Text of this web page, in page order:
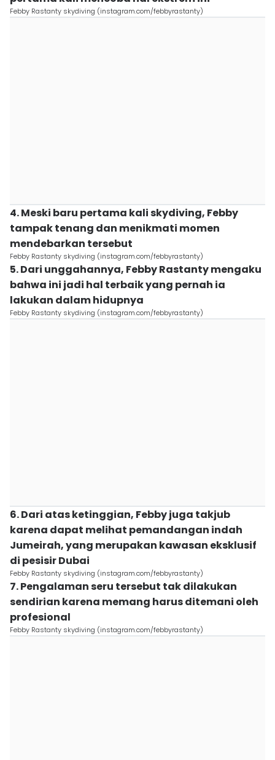
Febby Rastanty skydiving (instagram.com/febbyrastanty)
4. Meski baru pertama kali skydiving, Febby
tampak tenang dan menikmati momen
mendebarkan tersebut
Febby Rastanty skydiving (instagram.com/febbyrastanty)
5. Dari unggahannya, Febby Rastanty mengaku
bahwa ini jadi hal terbaik yang pernah ia
lakukan dalam hidupnya
Febby Rastanty skydiving (instagram.com/febbyrastanty)
6. Dari atas ketinggian, Febby juga takjub
karena dapat melihat pemandangan indah
Jumeirah, yang merupakan kawasan eksklusif
di pesisir Dubai
Febby Rastanty skydiving (instagram.com/febbyrastanty)
7. Pengalaman seru tersebut tak dilakukan
sendirian karena memang harus ditemani oleh
profesional
Febby Rastanty skydiving (instagram.com/febbyrastanty)